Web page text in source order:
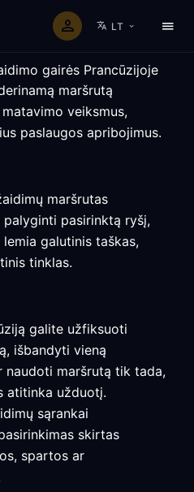
LT
gairės Prancūzijoje
maršrutą
veiksmus,
paslaugos apribojimus.
maršrutas
pasirinktą ryšį,
galutinis taškas,
tinklas.
galite užfiksuoti
išbandyti vieną
naudoti maršrutą tik tada,
atitinka užduotį.
sąrankai
skirtas
spartos ar